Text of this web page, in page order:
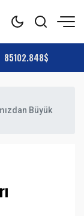
85102.848$
Büyük